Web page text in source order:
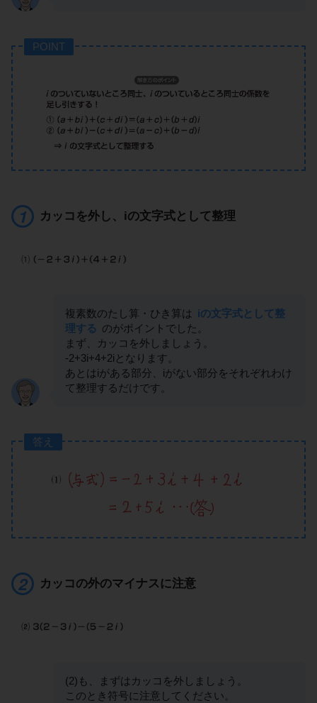
POINT
カッコを外し、iの文字式として整理
複素数のたし算・ひき算は iの文字式として整
理する のがポイントでした。
まず、カッコを外しましょう。
-2+3i+4+2iとなります。
あとはiがある部分、iがない部分をそれぞれわけ
て整理するだけです。
答え
カッコの外のマイナスに注意
(2)も、まずはカッコを外しましょう。
このとき符号に注意してください。